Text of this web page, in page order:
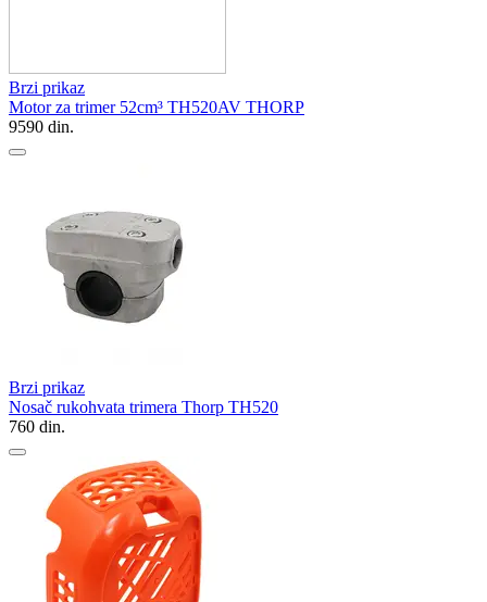
Brzi prikaz
Motor za trimer 52cm³ TH520AV THORP
9590 din.
Brzi prikaz
Nosač rukohvata trimera Thorp TH520
760 din.